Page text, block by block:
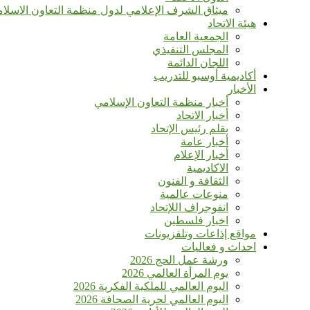
ميثاق الشرف الإعلامي لدول منظمة التعاون
هيئة الاتحاد
الجمعية العامة
المجلس التنفيذي
اللجان الدائمة
أكاديمية أوسبو للتدريب
الأخبار
أخبار منظمة التعاون الإسلامي
أخبار الاتحاد
بقلم رئيس الإتحاد
أخبار عامة
أخبار الإعلام
الاكاديمية
الثقافة و الفنون
منوعات عالمية
انفوجراف اللإتحاد
اخبار فلسطين
مواقع إذاعات وتلفزيونات
احداث و فعاليات
ورشة عمل الحج 2026
يوم المرأة العالمي 2026
اليوم العالمي للملكية الفكرية 2026
اليوم العالمي لحرية الصحافة 2026